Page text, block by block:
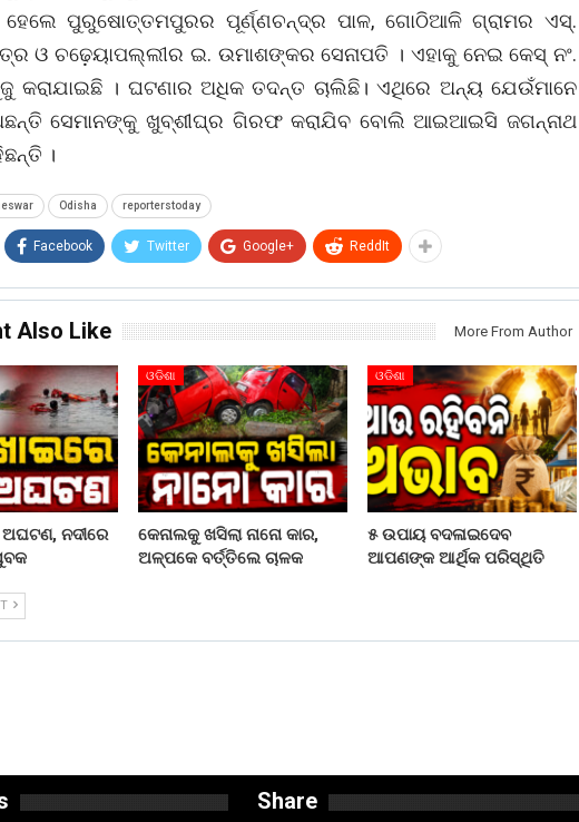
ହେଲେ ପୁରୁଷୋତ୍ତମପୁରର ପୂର୍ଣ୍ଣଚନ୍ଦ୍ର ପାଳ, ଗୋଠିଆଳି ଗ୍ରାମର ଏସ୍.
ଓ ଚଢ଼େୟାପଲ୍ଲୀର ଇ. ଉମାଶଙ୍କର ସେନାପତି । ଏହାକୁ ନେଇ କେସ୍ ନଂ.
କରାଯାଇଛି । ଘଟଣାର ଅଧିକ ତଦନ୍ତ ଚାଲିଛି। ଏଥିରେ ଅନ୍ୟ ଯେଉଁମାନେ
ସେମାନଙ୍କୁ ଖୁବ୍ଶୀଘ୍ର ଗିରଫ କରାଯିବ ବୋଲି ଆଇଆଇସି ଜଗନ୍ନାଥ
।
Odisha reporterstoday
Facebook Twitter Google+ ReddIt
Also Like More From Author
ଅଘଟଣ, ନଦୀରେ
ଓଡିଶା
କେନାଲକୁ ଖସିଲା ନାନୋ କାର,
ଅଳ୍ପକେ ବର୍ତ୍ତିଲେ ଚାଳକ
ଓଡିଶା
୫ ଉପାୟ ବଦଳାଇଦେବ
ଆପଣଙ୍କ ଆର୍ଥିକ ପରିସ୍ଥିତି
Share